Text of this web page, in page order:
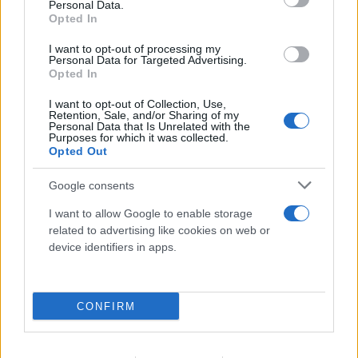
Personal Data.
Opted In
I want to opt-out of processing my
Personal Data for Targeted Advertising.
Opted In
I want to opt-out of Collection, Use,
Retention, Sale, and/or Sharing of my
Personal Data that Is Unrelated with the
Purposes for which it was collected.
Opted Out
Google consents
I want to allow Google to enable storage
related to advertising like cookies on web or
device identifiers in apps.
CONFIRM
Προκλητικός Φιντάν για το Κυπριακό: «Η
ειρήνη οφείλεται στους Τούρκους